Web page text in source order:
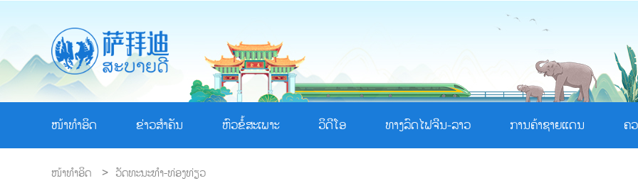
ໜ້າທຳອິດ ຂ່າວສຳຄັນ ຫົວຂໍ້ສະເພາະ ວິດີໂອ ທາງລົດໄຟຈີນ-ລາວ ການຄ້າຊາຍແດນ ຄ
ໜ້າທຳອິດ > ວັດທະນະທຳ-ທ່ອງທ່ຽວ